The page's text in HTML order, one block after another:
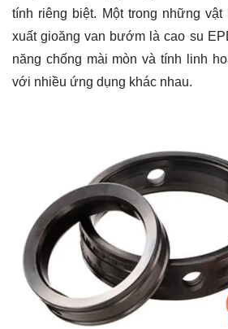
tính riêng biệt. Một trong những
xuất gioăng van bướm là cao su
năng chống mài mòn và tính linh
với nhiều ứng dụng khác nhau.